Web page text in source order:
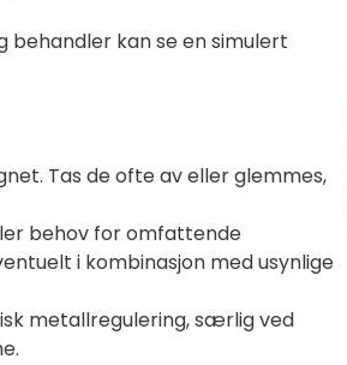
behandler kan se en simulert
Tas de ofte av eller glemmes,
behov for omfattende
i kombinasjon med usynlige
metallregulering, særlig ved